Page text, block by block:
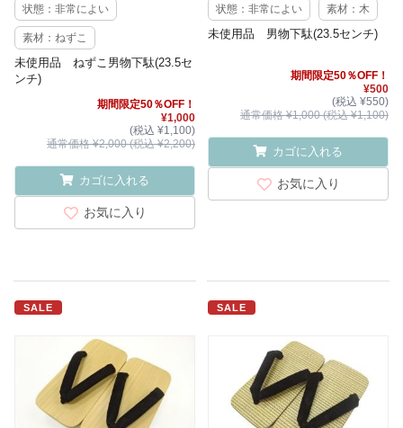
状態：非常によい
素材：ねずこ
未使用品 ねずこ男物下駄(23.5セ
ンチ)
期間限定50％OFF！
¥1,000
(税込 ¥1,100)
通常価格 ¥2,000 (税込 ¥2,200)
カゴに入れる
お気に入り
状態：非常によい 素材：木
未使用品 男物下駄(23.5センチ)
期間限定50％OFF！
¥500
(税込 ¥550)
通常価格 ¥1,000 (税込 ¥1,100)
カゴに入れる
お気に入り
SALE SALE